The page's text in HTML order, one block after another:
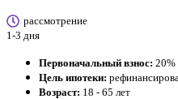
рассмотрение
1-3 дня
Первоначальный взнос: 20%
Цель ипотеки:
Возраст: 18 - 65 лет